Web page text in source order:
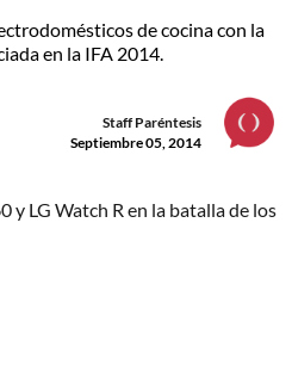
de cocina con la
en la IFA 2014.
Staff Paréntesis
Septiembre 05, 2014